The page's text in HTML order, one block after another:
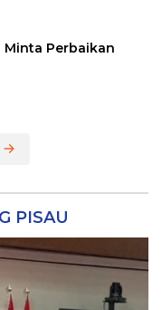
Minta Perbaikan
PISAU